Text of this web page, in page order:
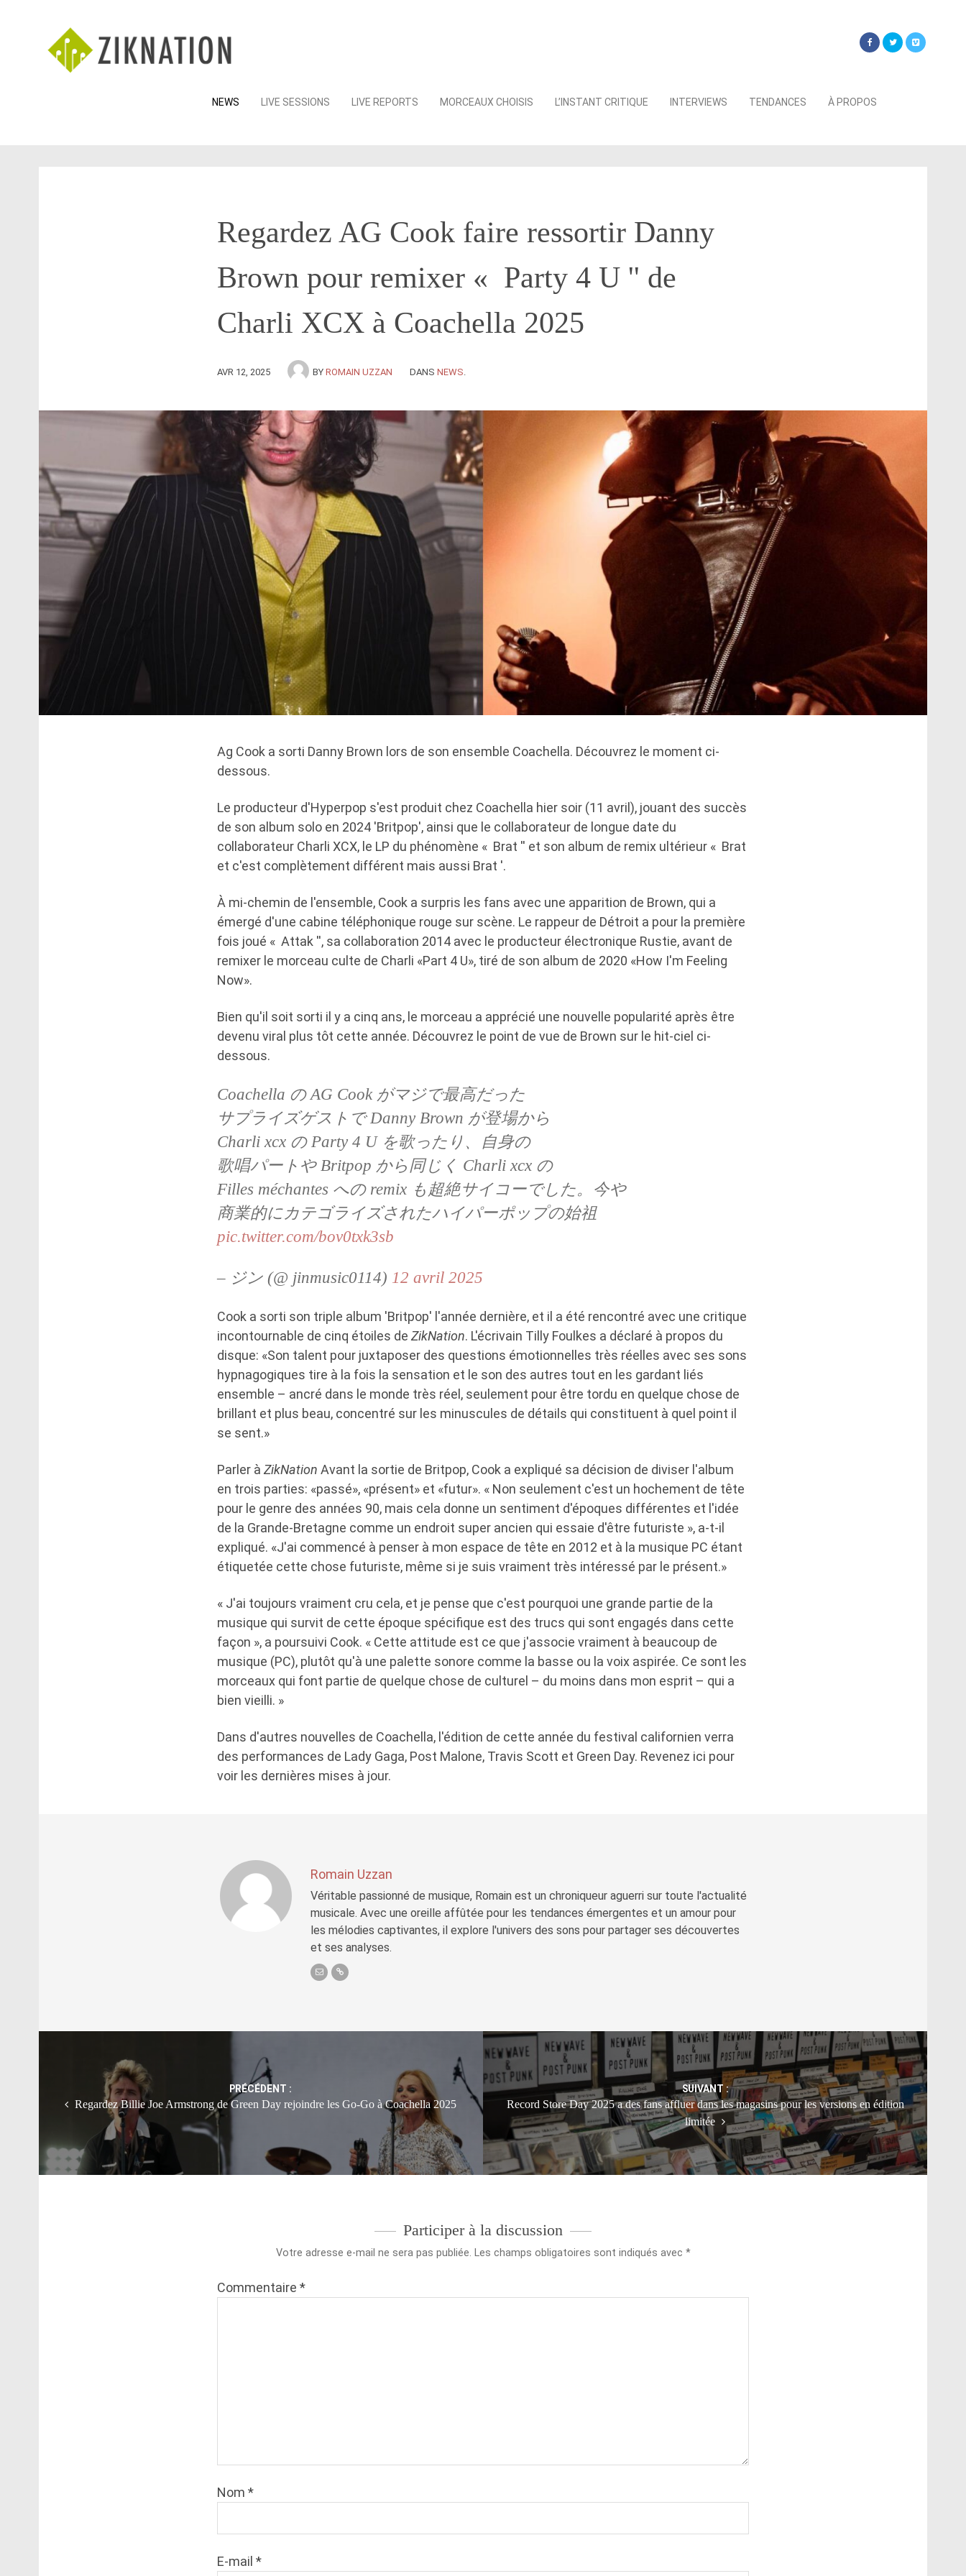
Skip
NEWS LIVE SESSIONS LIVE REPORTS MORCEAUX CHOISIS L’INSTANT CRITIQUE INTERVIEWS TENDANCES À PROPOS
Regardez AG Cook faire ressortir Danny
Brown pour remixer « Party 4 U '' de
Charli XCX à Coachella 2025
AVR 12, 2025 BY ROMAIN UZZAN DANS NEWS
Ag Cook a sorti Danny Brown lors de son ensemble Coachella. Découvrez le moment ci-
dessous.
Le producteur d'Hyperpop s'est produit chez Coachella hier soir (11 avril), jouant des succès
de son album solo en 2024 'Britpop', ainsi que le collaborateur de longue date du
collaborateur Charli XCX, le LP du phénomène « Brat '' et son album de remix ultérieur « Brat
et c'est complètement différent mais aussi Brat '.
À mi-chemin de l'ensemble, Cook a surpris les fans avec une apparition de Brown, qui a
émergé d'une cabine téléphonique rouge sur scène. Le rappeur de Détroit a pour la première
fois joué « Attak '', sa collaboration 2014 avec le producteur électronique Rustie, avant de
remixer le morceau culte de Charli «Part 4 U», tiré de son album de 2020 «How I'm Feeling
Now».
Bien qu'il soit sorti il ​​y a cinq ans, le morceau a apprécié une nouvelle popularité après être
devenu viral plus tôt cette année. Découvrez le point de vue de Brown sur le hit-ciel ci-
dessous.
Coachella の AG Cook がマジで最高だった
サプライズゲストで Danny Brown が登場から
Charli xcx の Party 4 U を歌ったり、自身の
歌唱パートや Britpop から同じく Charli xcx の
Filles méchantes への remix も超絶サイコーでした。今や
商業的にカテゴライズされたハイパーポップの始祖
pic.twitter.com/bov0txk3sb
– ジン (@ jinmusic0114) 12 avril 2025
Cook a sorti son triple album 'Britpop' l'année dernière, et il a été rencontré avec une critique
incontournable de cinq étoiles de ZikNation. L'écrivain Tilly Foulkes a déclaré à propos du
disque: «Son talent pour juxtaposer des questions émotionnelles très réelles avec ses sons
hypnagogiques tire à la fois la sensation et le son des autres tout en les gardant liés
ensemble – ancré dans le monde très réel, seulement pour être tordu en quelque chose de
brillant et plus beau, concentré sur les minuscules de détails qui constituent à quel point il
se sent.»
Parler à ZikNation Avant la sortie de Britpop, Cook a expliqué sa décision de diviser l'album
en trois parties: «passé», «présent» et «futur». « Non seulement c'est un hochement de tête
pour le genre des années 90, mais cela donne un sentiment d'époques différentes et l'idée
de la Grande-Bretagne comme un endroit super ancien qui essaie d'être futuriste », a-t-il
expliqué. «J'ai commencé à penser à mon espace de tête en 2012 et à la musique PC étant
étiquetée cette chose futuriste, même si je suis vraiment très intéressé par le présent.»
« J'ai toujours vraiment cru cela, et je pense que c'est pourquoi une grande partie de la
musique qui survit de cette époque spécifique est des trucs qui sont engagés dans cette
façon », a poursuivi Cook. « Cette attitude est ce que j'associe vraiment à beaucoup de
musique (PC), plutôt qu'à une palette sonore comme la basse ou la voix aspirée. Ce sont les
morceaux qui font partie de quelque chose de culturel – du moins dans mon esprit – qui a
bien vieilli. »
Dans d'autres nouvelles de Coachella, l'édition de cette année du festival californien verra
des performances de Lady Gaga, Post Malone, Travis Scott et Green Day. Revenez ici pour
voir les dernières mises à jour.
Romain Uzzan
Véritable passionné de musique, Romain est un chroniqueur aguerri sur toute l'actualité
musicale. Avec une oreille affûtée pour les tendances émergentes et un amour pour
les mélodies captivantes, il explore l'univers des sons pour partager ses découvertes
et ses analyses.
PRÉCÉDENT :
Regardez Billie Joe Armstrong de Green Day rejoindre les Go-Go à Coachella 2025
SUIVANT :
Record Store Day 2025 a des fans affluer dans les magasins pour les versions en édition
limitée
Participer à la discussion
Votre adresse e-mail ne sera pas publiée. Les champs obligatoires sont indiqués avec *
Commentaire *
Nom *
E-mail *